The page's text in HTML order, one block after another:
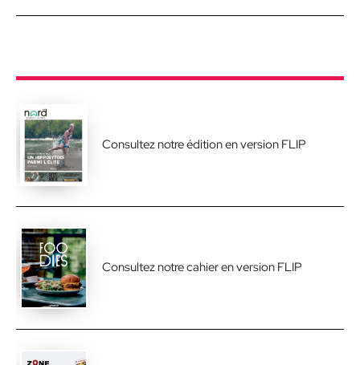
Consultez notre édition en version FLIP
Consultez notre cahier en version FLIP